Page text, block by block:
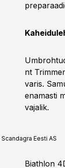
nt
varis.
enamasti
vajalik.
Scandagra Eesti AS
Biathlon